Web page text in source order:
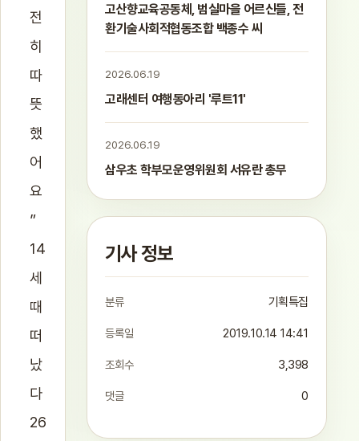
전
히
따
뜻
했
어
요
”
14
세
때
떠
났
다
26
고산향교육공동체, 범실마을 어르신들, 전
환기술사회적협동조합 백종수 씨
2026.06.19
고래센터 여행동아리 '루트11'
2026.06.19
삼우초 학부모운영위원회 서유란 총무
기사 정보
분류 기획특집
등록일 2019.10.14 14:41
조회수 3,398
댓글 0